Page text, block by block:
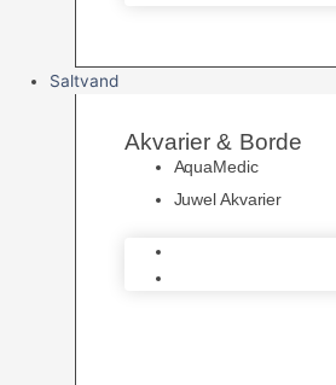
Saltvand
Akvarier & Borde
AquaMedic
Juwel Akvarier